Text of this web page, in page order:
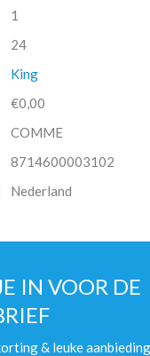
1
24
King
€0,00
COMME
8714600003102
Nederland
IN VOOR DE
& leuke